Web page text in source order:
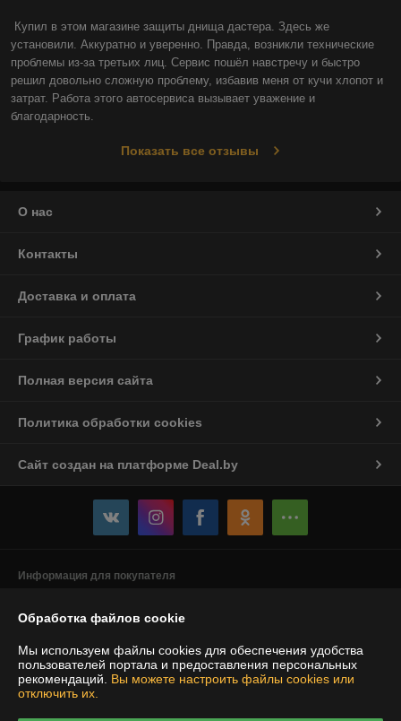
Купил в этом магазине защиты днища дастера. Здесь же
установили. Аккуратно и уверенно. Правда, возникли технические
проблемы из-за третьих лиц. Сервис пошёл навстречу и быстро
решил довольно сложную проблему, избавив меня от кучи хлопот и
затрат. Работа этого автосервиса вызывает уважение и
благодарность.
Показать все отзывы
О нас
Контакты
Доставка и оплата
График работы
Полная версия сайта
Политика обработки cookies
Сайт создан на платформе Deal.by
Информация для покупателя
220103 г. Минск ул. Калиновского, 21-61
Регистрационный номер ЕГР: 191897898
УНП: 191897898
Обработка файлов cookie
Мы используем файлы cookies для обеспечения удобства
пользователей портала и предоставления персональных
рекомендаций. Вы можете настроить файлы cookies или
отключить их.